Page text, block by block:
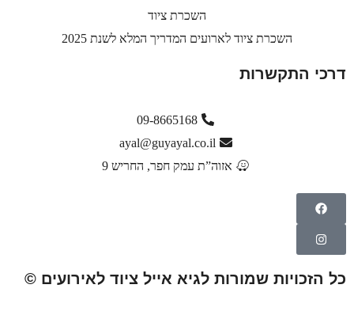
השכרת ציוד
השכרת ציוד לארועים המדריך המלא לשנת 2025
דרכי התקשרות
09-8665168
ayal@guyayal.co.il
אזוה”ת עמק חפר, החריש 9
כל הזכויות שמורות לגיא אייל ציוד לאירועים ©